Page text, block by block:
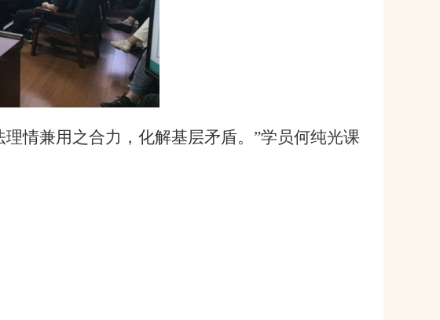
情兼用之合力，化解基层矛盾。”学员何纯光课